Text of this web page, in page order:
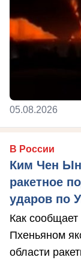
05.08.2026
В России
Ким Чен Ын
ракетное
ударов по
Как
Пхеньяном
области